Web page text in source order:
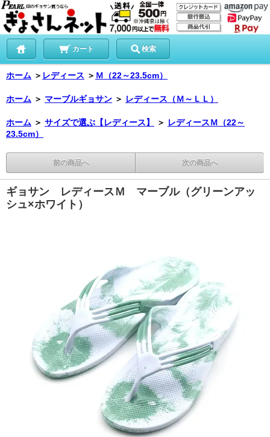
カート 検索
ホーム ＞ レディース ＞ Ｍ（22～23.5cm）
ホーム ＞ マーブルギョサン ＞ レディース（Ｍ～ＬＬ）
ホーム ＞ サイズで選ぶ【レディース】 ＞ レディースＭ（22～
23.5cm）
前の商品へ 次の商品へ
ギョサン レディースＭ マーブル（グリーンアッ
シュ×ホワイト）